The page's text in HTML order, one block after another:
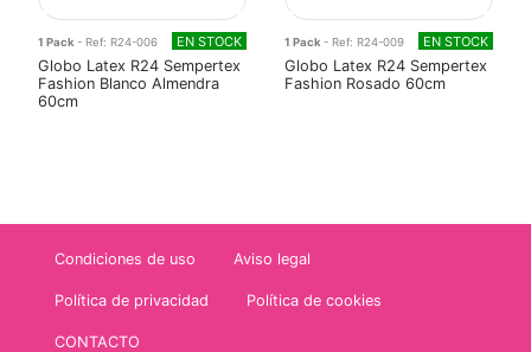
1 Pack- Ref: R24-006 EN STOCK
Globo Latex R24 Sempertex
Fashion Blanco Almendra
60cm
1 Pack- Ref: R24-009 EN STOCK
Globo Latex R24 Sempertex
Fashion Rosado 60cm
Condiciones de uso Aviso legal
Política de privacidad Política de cookies
CONTACTO